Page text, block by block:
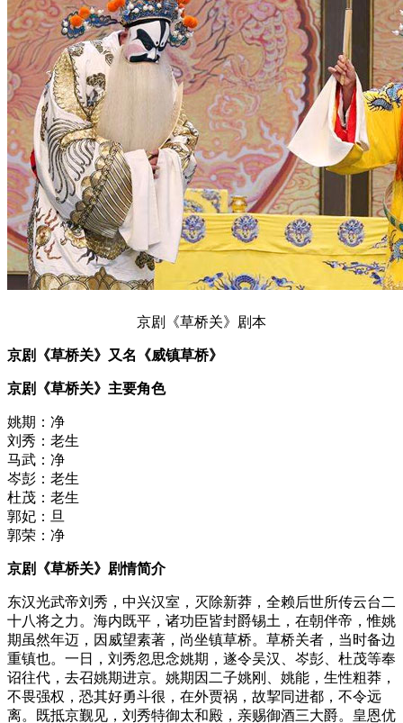
京剧《草桥关》剧本
京剧《草桥关》又名《威镇草桥》
京剧《草桥关》主要角色
姚期：净
刘秀：老生
马武：净
岑彭：老生
杜茂：老生
郭妃：旦
郭荣：净
京剧《草桥关》剧情简介
东汉光武帝刘秀，中兴汉室，灭除新莽，全赖后世所传云台二
十八将之力。海内既平，诸功臣皆封爵锡土，在朝伴帝，惟姚
期虽然年迈，因威望素著，尚坐镇草桥。草桥关者，当时备边
重镇也。一日，刘秀忽思念姚期，遂令吴汉、岑彭、杜茂等奉
诏往代，去召姚期进京。姚期因二子姚刚、姚能，生性粗莽，
不畏强权，恐其好勇斗很，在外贾祸，故挈同进都，不令远
离。既抵京觐见，刘秀特御太和殿，亲赐御酒三大爵。皇恩优